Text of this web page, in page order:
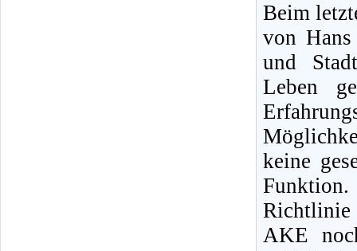
Beim
von
und
Leben
keine
AKE